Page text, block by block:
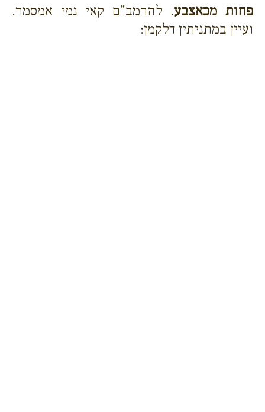
פחות מכאצבע. להרמב"ם קאי נמי אמסמר.
ועיין במתניתין דלקמן: